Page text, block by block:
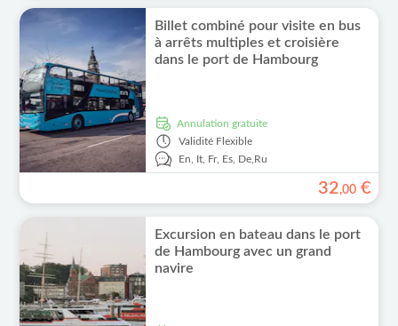
Billet combiné pour visite en bus
à arrêts multiples et croisière
dans le port de Hambourg
Annulation gratuite
Validité Flexible
En,
It, Fr, Es, De,Ru
32,00 €
Excursion en bateau dans le port
de Hambourg avec un grand
navire